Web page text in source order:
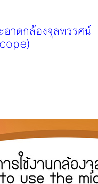
อาดกล้องจุลทรร